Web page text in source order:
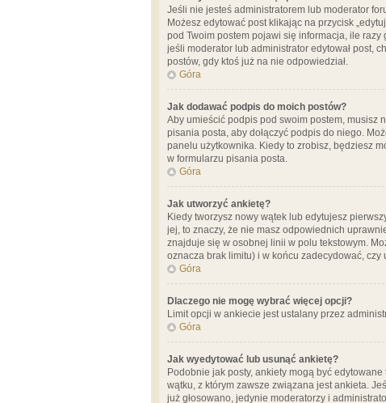
Jeśli nie jesteś administratorem lub moderator
Możesz edytować post klikając na przycisk
pod Twoim postem pojawi się informacja, ile razy
jeśli moderator lub administrator edytował post,
postów, gdy ktoś już na nie odpowiedział.
Góra
Jak dodawać podpis do moich postów?
Aby umieścić podpis pod swoim postem, musisz
pisania posta, aby dołączyć podpis do niego.
panelu użytkownika. Kiedy to zrobisz, będziesz
w formularzu pisania posta.
Góra
Jak utworzyć ankietę?
Kiedy tworzysz nowy wątek lub edytujesz
jej, to znaczy, że nie masz odpowiednich
znajduje się w osobnej linii w polu tekstowym.
oznacza brak limitu) i w końcu zadecydować, czy
Góra
Dlaczego nie mogę wybrać więcej opcji?
Limit opcji w ankiecie jest ustalany przez
Góra
Jak wyedytować lub usunąć ankietę?
Podobnie jak posty, ankiety mogą być
wątku, z którym zawsze związana jest ankieta.
już głosowano, jedynie moderatorzy i